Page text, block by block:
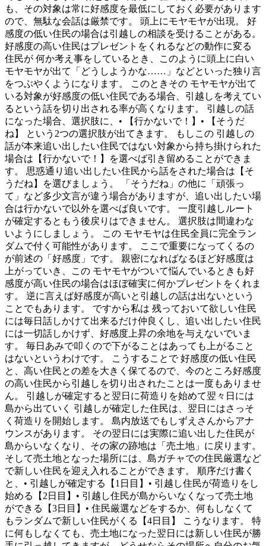
も、その対象は常に好感度を最低にしておく必要があります
ので、無駄な会話は厳禁です。 頭上にモヤモヤが出現。 好
感度の低い住民の場合は引越しの相談を受けることがある。
好感度の高い住民はプレゼントをくれるなどの動作に変る
住民が 何か考え事をしているとき、このように頭上に白い
モヤモヤが出て「どうしようかな……」などといった独り言
をつぶやくようになります。 このときその モヤモヤが出て
いる対象が好感度の低い住民である場合、引越しを考えてい
るという話を切り出される率が高くなります。 引越しの話
になった場合、選択肢に、• 【行かないで！】• 【そうだ
ね】 という2つの選択肢が出てきます。 もしこの 引越しの
話が本来追い出したい住民ではない対象から持ち掛けられた
場合は【行かないで！】を選べば引き留めることができま
す。 思惑通り追い出したい住民から話をされた場合は【そ
うだね】を選びましょう。 「そうだね」の他に「頑張っ
て」など多少文言が違う場合がありますが、追い出したい場
合は行かないで以外を選べば良いです。 一度引越しルート
が確定するともう後戻りはできません。 選択肢は間違わな
いようにしましょう。 この モヤモヤは住民全員に完全ラン
ダムで付く可能性があります。 ここで重要になってくるの
が前述の「好感度」です。 親密になればなるほど好感度は
上がっていき、この モヤモヤがついて悩んでいるときも好
感度が高い住民の場合はほぼ確実に何かプレゼントをくれま
す。 逆に言えば好感度が高いと引越しの話は出ないという
ことでもあります。 ですから私は 残っておいて欲しい住民
には毎日話しかけて出来るだけ仲良くし、追い出したい住民
には一切話しかけず、好感度上昇の余地を与えないでいま
す。 毎日あみで叩くので下がることはあっても上がること
はないというわけです。 こうすることで 好感度の低い住民
と、高い住民との差を大きく保てるので、今のところ好感度
の高い住民から引越しを切り出されたことは一度もありませ
ん。 引越しが確定すると翌日に荷造りを始めて翌々日には
島から出ていく 引越しが確定した住民は、翌日にはさっそ
く荷造りを開始します。 島内放送でもしずえさんからアナ
ウンスがあります。 その翌日には実際に追い出した住民が
島からいなくなり、その家の跡地は「売土地」に戻ります。
そして売土地となった場所には、島ガチャでの住民厳選など
で新しい住民を迎え入れることができます。 順序だけ書く
と、• 引越しが確定する【1日目】• 引越し住民が荷造りをし
始める【2日目】• 引越し住民が島からいなくなって売土地
ができる【3日目】• 住民厳選などをするか、何もしなくて
もランダムで新しい住民がくる【4日目】 こうなります。 特
に何もしなくても、売土地になった翌日には新しい住民が勝